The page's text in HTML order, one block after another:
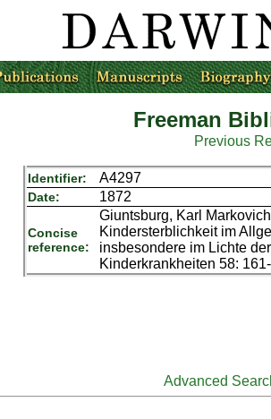
Freeman
Previous
Identifier: A4297
Date: 1872
Concise
reference:
Giuntsburg, Karl
Kindersterblichkeit im
insbesondere im Lichte
Kinderkrankheiten 58:
Advanced